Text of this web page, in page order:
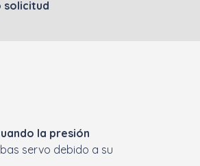
solicitud
la presión
servo debido a su